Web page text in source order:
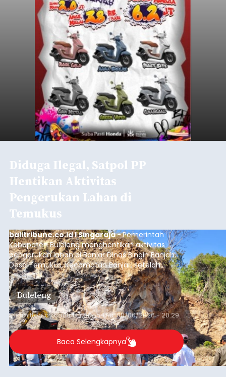
Diduga Ilegal, Satpol PP
Hentikan Aktivitas
Pengerukan Lahan di
Temukus
balitribune.co.id I Singaraja -Pemerintah
Kabupaten Buleleng menghentikan aktivitas
pengerukan lahan di Banjar Dinas Bingin Banjah,
Desa Temukus, Kecamatan Banjar, setelah
ditemukan indikasi kegiatan pengambilan
material yang tidak sesuai dengan peruntukan
kawasan.
Buleleng
Submitted bycontributoronThu, 08/06/2026 - 20:29
Baca Selengkapnya